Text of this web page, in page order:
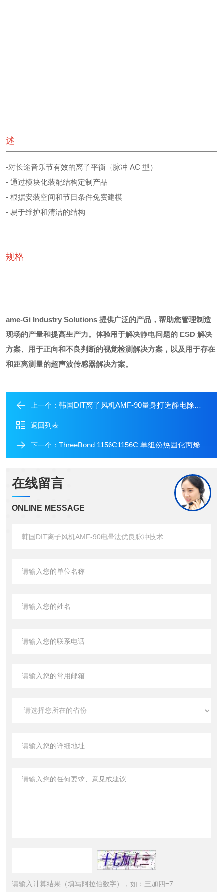
述
-对长途音乐节有效的离子平衡（脉冲 AC 型）
- 通过模块化装配结构定制产品
- 根据安装空间和节日条件免费建模
- 易于维护和清洁的结构
规格
ame-Gi Industry Solutions 提供广泛的产品，帮助您管理制造
现场的产量和提高生产力。 体验用于解决静电问题的 ESD 解决
方案、用于正向和不良判断的视觉检测解决方案，以及用于存在
和距离测量的超声波传感器解决方案。
上一个： 韩国DIT离子风机AMF-90量身打造静电除现场
返回列表
下一个： ThreeBond 1156C1156C 单组份热固化丙烯酸密封胶
在线留言
ONLINE MESSAGE
请输入计算结果（填写阿拉伯数字），如：三加四=7